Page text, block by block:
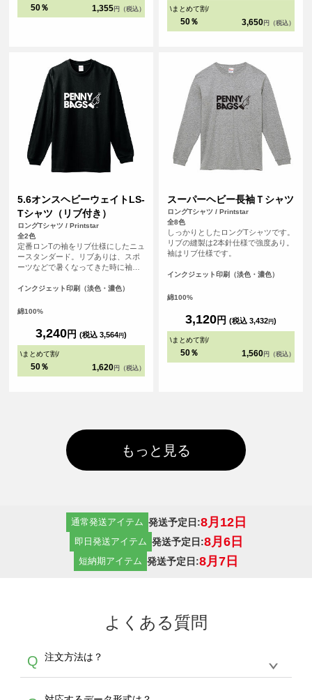
50％ 1,355 円（税込）
<br> ※お客様の閲覧環境により、商
がございます。
\まとめて割/
50％ 3,650 円（税込）
5.6オンスヘビーウェイトLS-
Tシャツ（リブ付き）
ロングTシャツ / Printstar
全2色
定番ロンTの袖をリブ仕様にしたニュ
ースタンダード。リブありは、スポ
ーツなどで暑くなってきた時に袖を
インクジェット印刷（淡色・濃色）
綿100%
3,240円 (税込 3,564円)
\まとめて割/
50％ 1,620 円（税込）
スーパーヘビー長袖Ｔシャツ
ロングTシャツ / Printstar
全8色
しっかりとしたロングTシャツです。
リブの縫製は2本針仕様で強度あり。
袖はリブ仕様です。
インクジェット印刷（淡色・濃色）
綿100%
3,120円 (税込 3,432円)
\まとめて割/
50％ 1,560 円（税込）
もっと見る
通常発送アイテム 発送予定日:8月12日
即日発送アイテム 発送予定日:8月6日
短納期アイテム 発送予定日:8月7日
よくある質問
Q 注文方法は？